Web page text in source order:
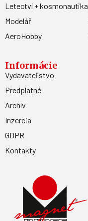
Letectví + kosmonautika
Modelář
AeroHobby
Informácie
Vydavateľstvo
Predplatné
Archív
Inzercia
GDPR
Kontakty